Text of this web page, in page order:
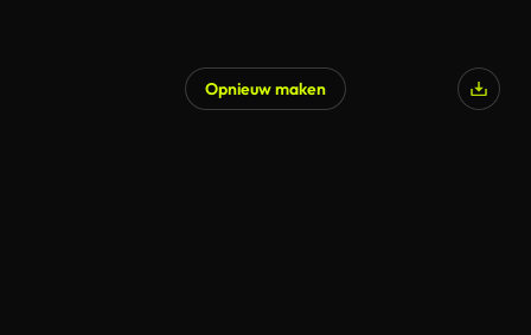
Opnieuw maken